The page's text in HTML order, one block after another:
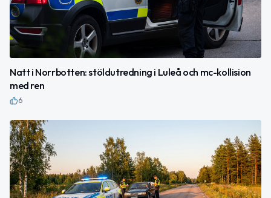
Natt i Norrbotten: stöldutredning i Luleå och mc-kollision
med ren
6